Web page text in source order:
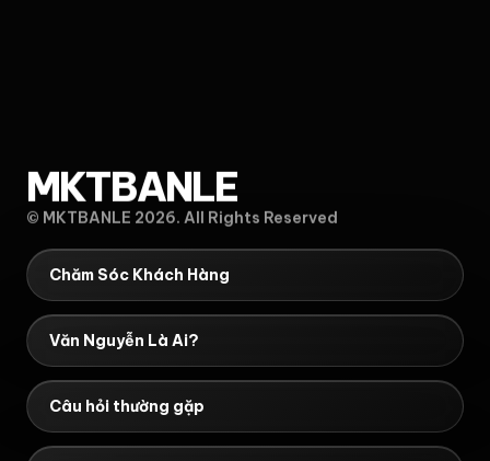
MKTBANLE
© MKTBANLE 2026. All Rights Reserved
Chăm Sóc Khách Hàng
Văn Nguyễn Là Ai?
Câu hỏi thường gặp